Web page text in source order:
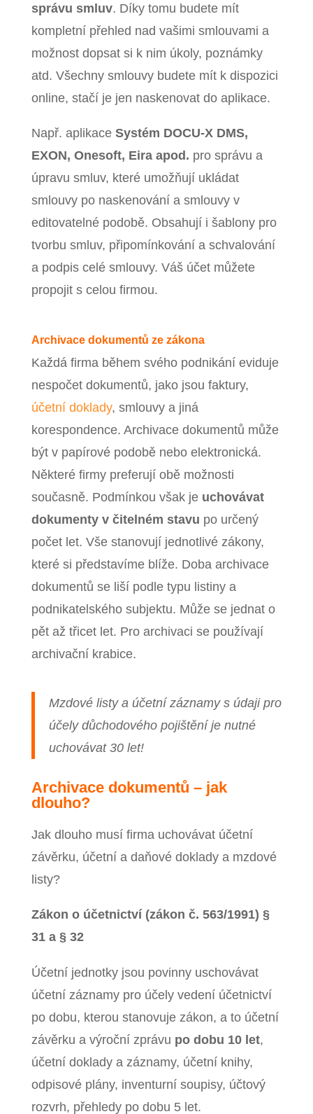
správu smluv. Díky tomu budete mít
kompletní přehled nad vašimi smlouvami a
možnost dopsat si k nim úkoly, poznámky
atd. Všechny smlouvy budete mít k dispozici
online, stačí je jen naskenovat do aplikace.
Např. aplikace Systém DOCU‑X DMS,
EXON, Onesoft, Eira apod. pro správu a
úpravu smluv, které umožňují ukládat
smlouvy po naskenování a smlouvy v
editovatelné podobě. Obsahují i šablony pro
tvorbu smluv, připomínkování a schvalování
a podpis celé smlouvy. Váš účet můžete
propojit s celou firmou.
Archivace dokumentů ze zákona
Každá firma během svého podnikání eviduje
nespočet dokumentů, jako jsou faktury,
účetní doklady, smlouvy a jiná
korespondence. Archivace dokumentů může
být v papírové podobě nebo elektronická.
Některé firmy preferují obě možnosti
současně. Podmínkou však je uchovávat
dokumenty v čitelném stavu po určený
počet let. Vše stanovují jednotlivé zákony,
které si představíme blíže. Doba archivace
dokumentů se liší podle typu listiny a
podnikatelského subjektu. Může se jednat o
pět až třicet let. Pro archivaci se používají
archivační krabice.
Mzdové listy a účetní záznamy s údaji pro
účely důchodového pojištění je nutné
uchovávat 30 let!
Archivace dokumentů – jak
dlouho?
Jak dlouho musí firma uchovávat účetní
závěrku, účetní a daňové doklady a mzdové
listy?
Zákon o účetnictví (zákon č. 563/1991) §
31 a § 32
Účetní jednotky jsou povinny uschovávat
účetní záznamy pro účely vedení účetnictví
po dobu, kterou stanovuje zákon, a to účetní
závěrku a výroční zprávu po dobu 10 let,
účetní doklady a záznamy, účetní knihy,
odpisové plány, inventurní soupisy, účtový
rozvrh, přehledy po dobu 5 let.